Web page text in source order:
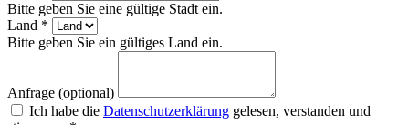
Bitte geben Sie eine gültige Stadt ein.
Land *
Bitte geben Sie ein gültiges Land ein.
Anfrage (optional)
Ich habe die Datenschutzerklärung gelesen, verstanden und